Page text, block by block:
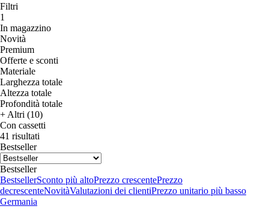
Filtri
1
In magazzino
Novità
Premium
Offerte e sconti
Materiale
Larghezza totale
Altezza totale
Profondità totale
+ Altri (10)
Con cassetti
41 risultati
Bestseller
Bestseller
BestsellerSconto più altoPrezzo crescentePrezzo
decrescenteNovitàValutazioni dei clientiPrezzo unitario più basso
Germania